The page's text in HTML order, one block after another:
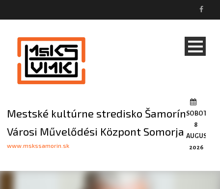
Mestské kultúrne stredisko Šamorín
Városi Művelődési Központ Somorja
www.mskssamorin.sk
SOBOTA,
8
AUGUSTA,
2026